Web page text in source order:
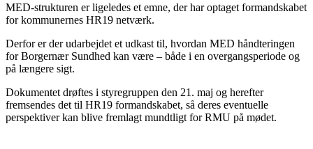
MED-strukturen er ligeledes et emne, der har optaget formandskabet
for kommunernes HR19 netværk.
Derfor er der udarbejdet et udkast til, hvordan MED håndteringen
for Borgernær Sundhed kan være – både i en overgangsperiode og
på længere sigt.
Dokumentet drøftes i styregruppen den 21. maj og herefter
fremsendes det til HR19 formandskabet, så deres eventuelle
perspektiver kan blive fremlagt mundtligt for RMU på mødet.